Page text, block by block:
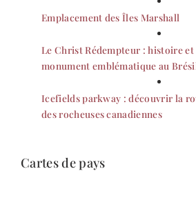
Emplacement des Îles Marshall
Le Christ Rédempteur : histoire et
monument emblématique au
Icefields parkway : découvrir la
des rocheuses canadiennes
Cartes de pays